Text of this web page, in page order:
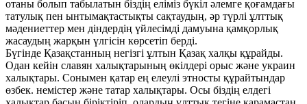
отаны болып табылатын біздің еліміз бүкіл әлемге қоғамдағы
татулық пен ынтымақтастықты сақтаудың, әр түрлі ұлттық
мәдениеттер мен діндердің үйлесімді дамуына қамқорлық
жасаудың жарқын үлгісін көрсетіп берді.
Бүгінде Қазақстанның негізгі ұлтын Қазақ халқы құрайды.
Одан кейін славян халықтарының өкілдері орыс және украин
халықтары. Сонымен қатар ең елеулі этносты құрайтындар
өзбек. немістер және татар халықтары. Осы біздің елдегі